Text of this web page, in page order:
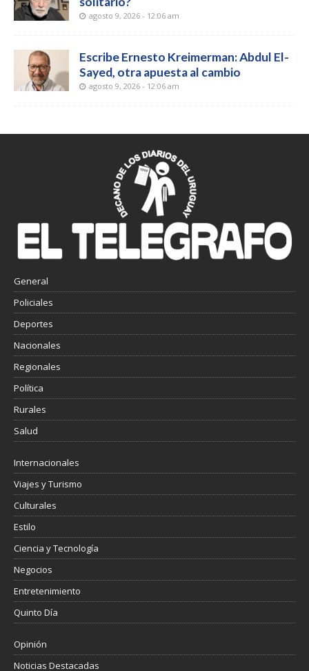
agosto 9, 2026 - 12:06 am
Escribe Ernesto Kreimerman: Abdul El-
Sayed, otra apuesta al cambio
agosto 9, 2026 - 12:06 am
General
Policiales
Deportes
Nacionales
Regionales
Política
Rurales
Salud
Internacionales
Viajes y Turismo
Culturales
Estilo
Ciencia y Tecnología
Negocios
Entretenimiento
Quinto Día
Opinión
Noticias Destacadas